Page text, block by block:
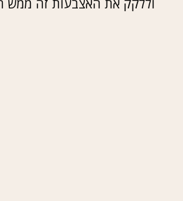
וללקק את האצבעות זה ממש